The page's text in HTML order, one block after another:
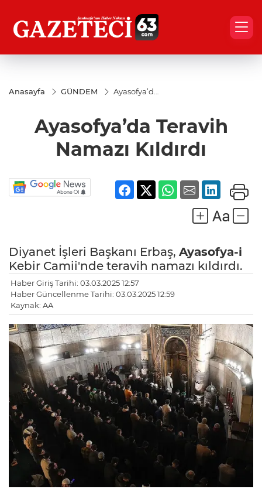
Anasayfa GÜNDEM
Ayasofya’da
Kıldırdı
Ayasofya’da Teravih
Namazı Kıldırdı
Diyanet İşleri Başkanı Erbaş, Ayasofya-i
Kebir Camii'nde teravih namazı kıldırdı.
Haber Giriş Tarihi: 03.03.2025 12:57
Haber Güncellenme Tarihi: 03.03.2025 12:59
Kaynak: AA